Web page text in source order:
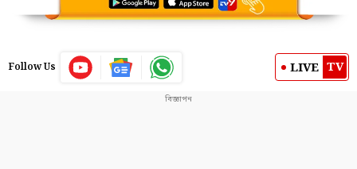
Follow Us LIVE TV